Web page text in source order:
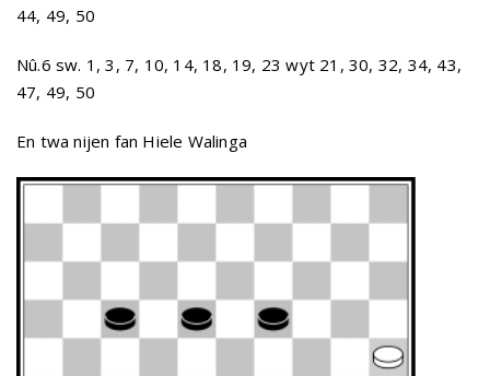
44, 49, 50
Nû.6 sw. 1, 3, 7, 10, 14, 18, 19, 23 wyt 21, 30, 32, 34, 43,
47, 49, 50
En twa nijen fan Hiele Walinga